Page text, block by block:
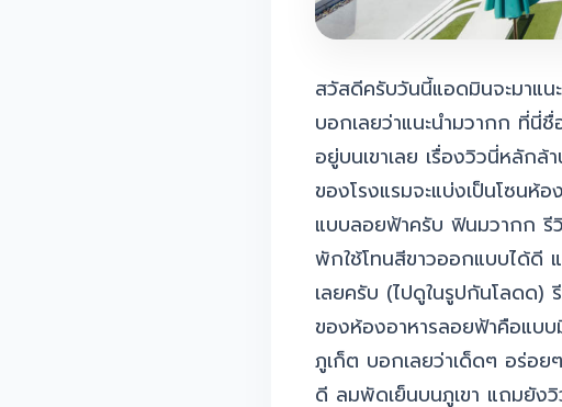
สวัสดีครับวันนี้แอดมินจะมาแ
บอกเลยว่าแนะนำมวากก ที่นี่
อยู่บนเขาเลย เรื่องวิวนี่หลัก
ของโรงแรมจะแบ่งเป็นโซนห้
แบบลอยฟ้าครับ ฟินมวากก รี
พักใช้โทนสีขาวออกแบบได้ดี
เลยครับ (ไปดูในรูปกันโลดด
ของห้องอาหารลอยฟ้าคือแบบ
ภูเก็ต บอกเลยว่าเด็ดๆ อร่อ
ดี ลมพัดเย็นบนภูเขา แถมยัง